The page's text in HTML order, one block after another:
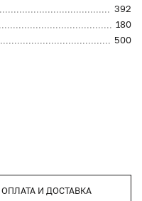
392
180
500
ОПЛАТА И ДОСТАВКА